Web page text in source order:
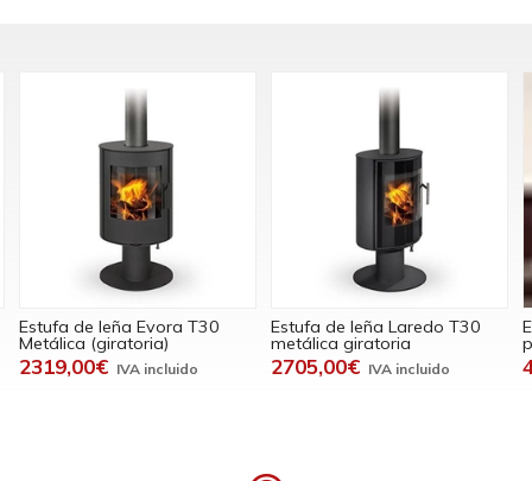
Estufa de leña Evora T30
Metálica (giratoria)
2319,00€
Estufa de leña Laredo T30
metálica giratoria
2705,00€